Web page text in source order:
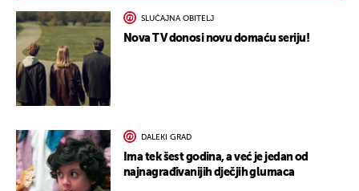
SLUČAJNA OBITELJ
Nova TV donosi novu domaću seriju!
DALEKI GRAD
Ima tek šest godina, a već je jedan od
najnagrađivanijih dječjih glumaca